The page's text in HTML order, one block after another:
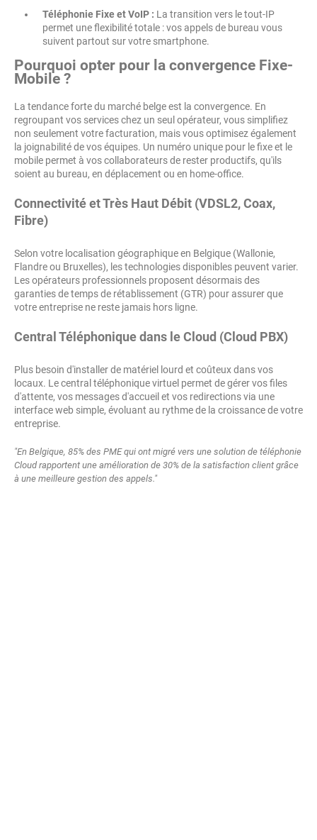
Téléphonie Fixe et VoIP : La transition vers le tout-IP
permet une flexibilité totale : vos appels de bureau vous
suivent partout sur votre smartphone.
Pourquoi opter pour la convergence Fixe-
Mobile ?
La tendance forte du marché belge est la convergence. En
regroupant vos services chez un seul opérateur, vous simplifiez
non seulement votre facturation, mais vous optimisez également
la joignabilité de vos équipes. Un numéro unique pour le fixe et le
mobile permet à vos collaborateurs de rester productifs, qu'ils
soient au bureau, en déplacement ou en home-office.
Connectivité et Très Haut Débit (VDSL2, Coax,
Fibre)
Selon votre localisation géographique en Belgique (Wallonie,
Flandre ou Bruxelles), les technologies disponibles peuvent varier.
Les opérateurs professionnels proposent désormais des
garanties de temps de rétablissement (GTR) pour assurer que
votre entreprise ne reste jamais hors ligne.
Central Téléphonique dans le Cloud (Cloud PBX)
Plus besoin d'installer de matériel lourd et coûteux dans vos
locaux. Le central téléphonique virtuel permet de gérer vos files
d'attente, vos messages d'accueil et vos redirections via une
interface web simple, évoluant au rythme de la croissance de votre
entreprise.
"En Belgique, 85% des PME qui ont migré vers une solution de téléphonie
Cloud rapportent une amélioration de 30% de la satisfaction client grâce
à une meilleure gestion des appels."